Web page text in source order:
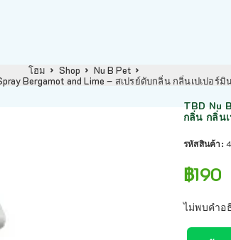
โฮม Shop
Nu B Pet
Bergamot and Lime – สเปรย์ดับกลิ่น กลิ่นเปเปอ
TBD Nu
กลิ่น กลิ่น
รหัสสินค้า:
฿190
ไม่พบคำอ